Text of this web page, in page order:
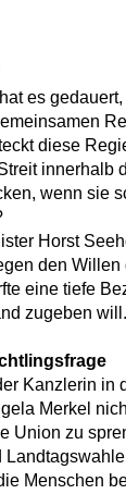
es
diese
innerhalb
wenn sie
Horst
den
eine tiefe
zugeben will.
Kanzlerin in
Merkel
Union zu
Menschen